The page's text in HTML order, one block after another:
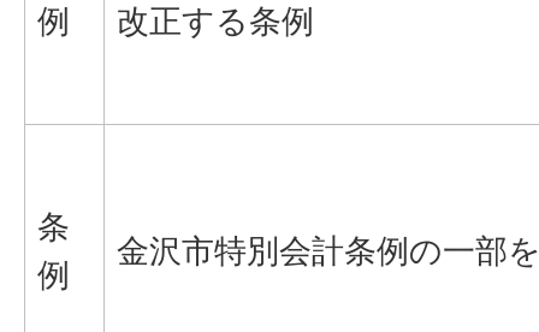
例
改正する条例
条
例
金沢市特別会計条例の一部